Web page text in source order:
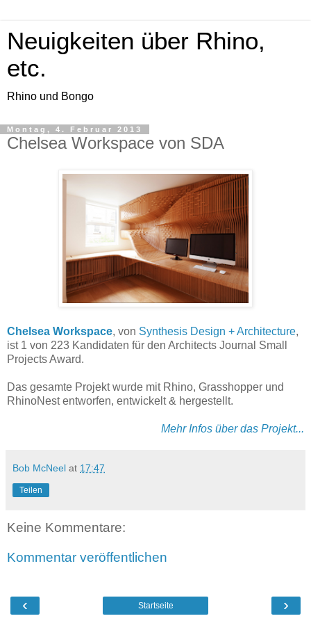
Neuigkeiten über Rhino,
etc.
Rhino und Bongo
Montag, 4. Februar 2013
Chelsea Workspace von SDA
Chelsea Workspace, von Synthesis Design + Architecture,
ist 1 von 223 Kandidaten für den Architects Journal Small
Projects Award.
Das gesamte Projekt wurde mit Rhino, Grasshopper und
RhinoNest entworfen, entwickelt & hergestellt.
Mehr Infos über das Projekt...
Bob McNeel at 17:47
Teilen
Keine Kommentare:
Kommentar veröffentlichen
‹ ›
Startseite